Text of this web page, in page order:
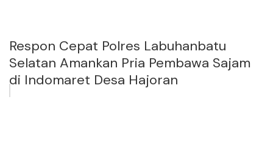
Respon Cepat Polres Labuhanbatu
Selatan Amankan Pria Pembawa Sajam
di Indomaret Desa Hajoran